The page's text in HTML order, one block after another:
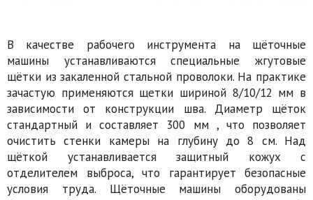
В качестве рабочего инструмента на щёточные
машины устанавливаются специальные жгутовые
щётки из закаленной стальной проволоки. На практике
зачастую применяются щетки шириной 8/10/12 мм в
зависимости от конструкции шва. Диаметр щёток
стандартный и составляет 300 мм , что позволяет
очистить стенки камеры на глубину до 8 см. Над
щёткой устанавливается защитный кожух с
отделителем выброса, что гарантирует безопасные
условия труда. Щёточные машины оборудованы